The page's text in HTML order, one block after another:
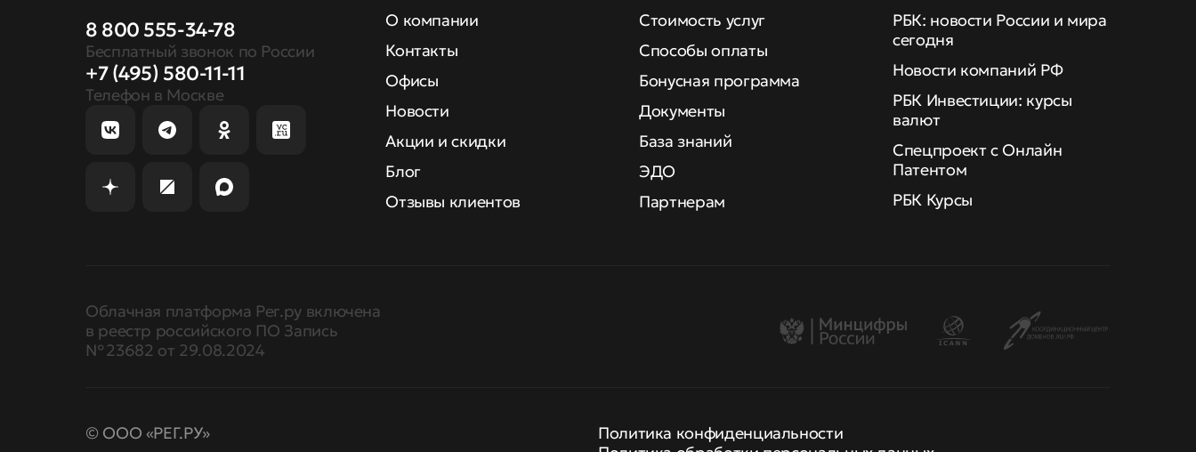
8 800 555-34-78
Бесплатный звонок по России
+7 (495) 580-11-11
Телефон в Москве
О компании
Контакты
Офисы
Новости
Акции и скидки
Блог
Отзывы клиентов
Стоимость услуг
Способы оплаты
Бонусная программа
Документы
База знаний
ЭДО
Партнерам
РБК: новости России и мира
сегодня
Новости компаний РФ
РБК Инвестиции: курсы
валют
Спецпроект с Онлайн
Патентом
РБК Курсы
Облачная платформа Рег.ру включена
в реестр российского ПО Запись
№ 23682 от 29.08.2024
© ООО «РЕГ.РУ»
Политика конфиденциальности